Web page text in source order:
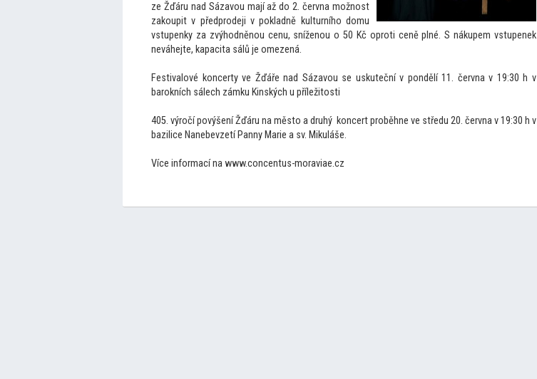
ze Žďáru nad Sázavou mají až do 2. června možnost
zakoupit v předprodeji v pokladně kulturního domu
vstupenky za zvýhodněnou cenu, sníženou o 50 Kč oproti ceně plné. S nákupem vstupenek
neváhejte, kapacita sálů je omezená.
Festivalové koncerty ve Žďáře nad Sázavou se uskuteční v pondělí 11. června v 19:30 h v
barokních sálech zámku Kinských u příležitosti
405. výročí povýšení Žďáru na město a druhý koncert proběhne ve středu 20. června v 19:30 h v
bazilice Nanebevzetí Panny Marie a sv. Mikuláše.
Více informací na www.concentus-moraviae.cz